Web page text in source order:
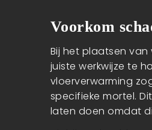
Voorkom
Bij het plaatsen van
juiste werkwijze te
vloerverwarming
specifieke mortel.
laten doen omdat